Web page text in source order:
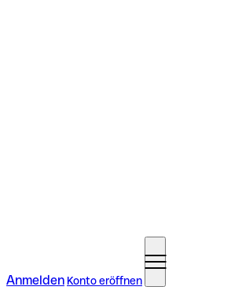
Anmelden Konto eröffnen